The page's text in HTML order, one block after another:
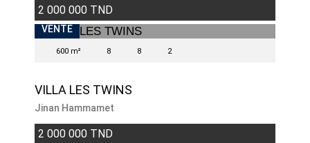
2 000 000 TND
VENTE
600 m² 8 8 2
VILLA LES TWINS
Jinan Hammamet
2 000 000 TND